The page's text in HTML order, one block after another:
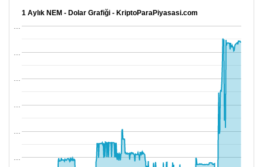
1 Aylık NEM - Dolar Grafiği - KriptoParaPiyasasi.com
…
…
…
…